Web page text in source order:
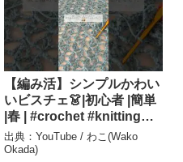
【編み活】シンプルかわい
いビスチェ👗|初心者 |簡単
|春 | #crochet #knitting
#handmade #編み物 #か
ぎ針編み 服 #fyp – わこ
出典：YouTube / わこ(Wako
Okada)